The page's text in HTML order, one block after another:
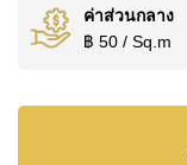
ค่าส่วนกลาง
฿ 50 / Sq.m